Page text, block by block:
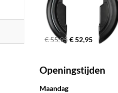
€ 55,95€ 52,95
Openingstijden
Maandag